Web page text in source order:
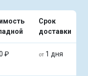
Срок
доставки
₽ от 1 дня